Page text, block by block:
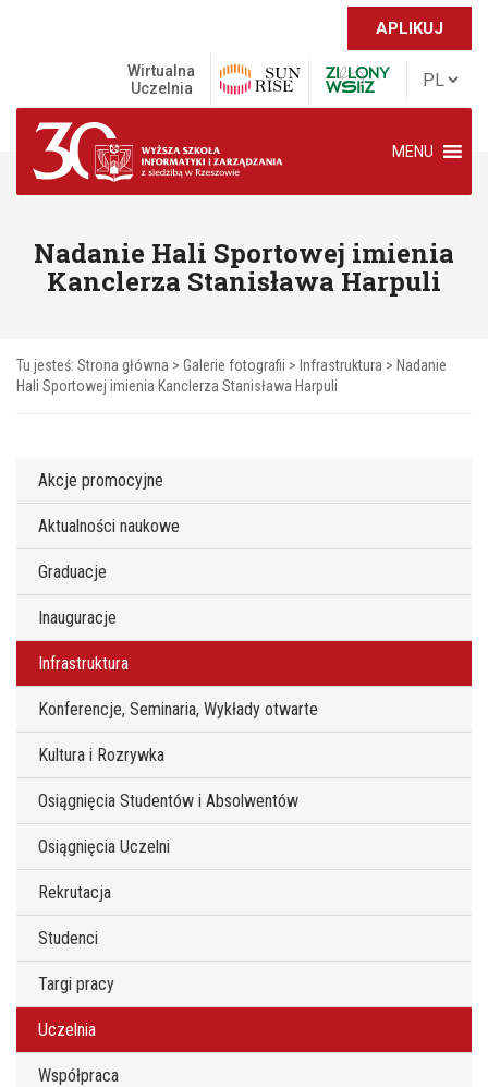
APLIKUJ
Wirtualna
Uczelnia
MENU
Nadanie Hali Sportowej imienia
Kanclerza Stanisława Harpuli
Tu jesteś: Strona główna > Galerie fotografii > Infrastruktura > Nadanie
Hali Sportowej imienia Kanclerza Stanisława Harpuli
Akcje promocyjne
Aktualności naukowe
Graduacje
Inauguracje
Infrastruktura
Konferencje, Seminaria, Wykłady otwarte
Kultura i Rozrywka
Osiągnięcia Studentów i Absolwentów
Osiągnięcia Uczelni
Rekrutacja
Studenci
Targi pracy
Uczelnia
Współpraca